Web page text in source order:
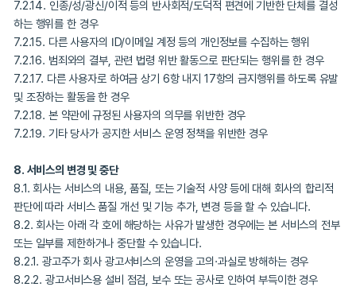
는 등 전자상거래질서를 위협하는 경우
7.2.5. 서비스 내 다른 사용자 및 회사의 임직원에 대하여 위협/희롱
고통 및 불편을 끼치는 경우
7.2.6. 회사의 운영자/임직원 또는 회사를 사칭한 경우
7.2.7. 사용자 가입 신청 시 제3자의 개인정보를 이용 및 불법으로
우
7.2.8. 서비스 이용 중 법률 위반행위 및 사회의 안녕/질서/미풍양속
행위를 한 경우
7.2.9. 제3자의 특허권, 상표권, 저작권, 영업비밀 등 지적재산권을
타 권리를 침해하는 행위를 한 경우
7.2.10. 회사로부터 특별한 권한을 부여받지 않고 회사의 홈페이지
언트 프로그램을 변경 또는 회사의 서버를 해킹하는 등의 시스템을
행위를 한 경우